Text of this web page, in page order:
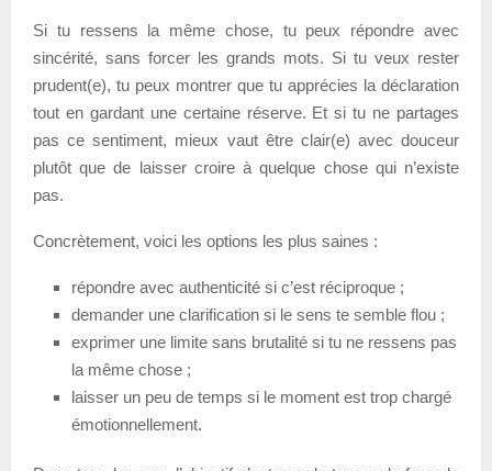
Si tu ressens la même chose, tu peux répondre avec
sincérité, sans forcer les grands mots. Si tu veux rester
prudent(e), tu peux montrer que tu apprécies la déclaration
tout en gardant une certaine réserve. Et si tu ne partages
pas ce sentiment, mieux vaut être clair(e) avec douceur
plutôt que de laisser croire à quelque chose qui n’existe
pas.
Concrètement, voici les options les plus saines :
répondre avec authenticité si c’est réciproque ;
demander une clarification si le sens te semble flou ;
exprimer une limite sans brutalité si tu ne ressens pas
la même chose ;
laisser un peu de temps si le moment est trop chargé
émotionnellement.